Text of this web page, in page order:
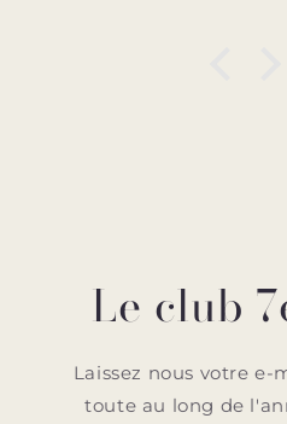
Le club
Laissez nous votre
toute au long de